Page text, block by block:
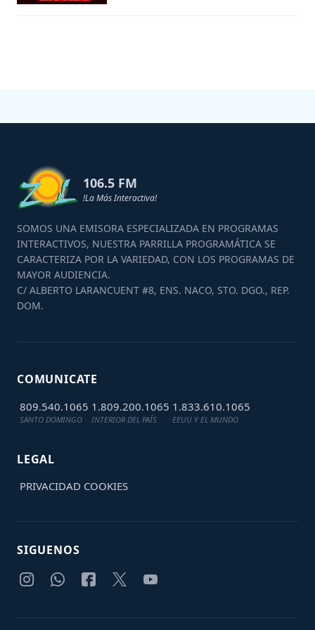
106.5 FM
!La Más Interactiva!
SOMOS UNA EMISORA ESPECIALIZADA EN PROGRAMAS
INTERACTIVOS, NUESTRA PARRILLA PROGRAMÁTICA SE
CARACTERIZA POR LA VARIEDAD, CON LOS PROGRAMAS DE
MAYOR AUDIENCIA.
C/ ALBERTO LARANCUENT #8, ENS. NACO, STO. DGO., REP.
DOM.
COMUNICATE
809.540.1065
SANTO DOMINGO
1.809.200.1065
INTERIOR DEL PAÍS
1.833.610.1065
EEUU Y EL MUNDO
LEGAL
PRIVACIDAD COOKIES
SIGUENOS